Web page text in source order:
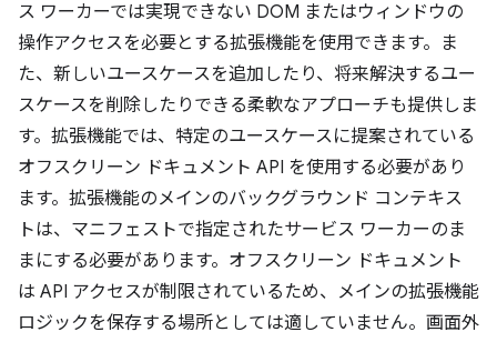
ス ワーカーでは実現できない DOM またはウィンドウの
操作アクセスを必要とする拡張機能を使用できます。ま
た、新しいユースケースを追加したり、将来解決するユー
スケースを削除したりできる柔軟なアプローチも提供しま
す。拡張機能では、特定のユースケースに提案されている
オフスクリーン ドキュメント API を使用する必要があり
ます。拡張機能のメインのバックグラウンド コンテキス
トは、マニフェストで指定されたサービス ワーカーのま
まにする必要があります。オフスクリーン ドキュメント
は API アクセスが制限されているため、メインの拡張機能
ロジックを保存する場所としては適していません。画面外